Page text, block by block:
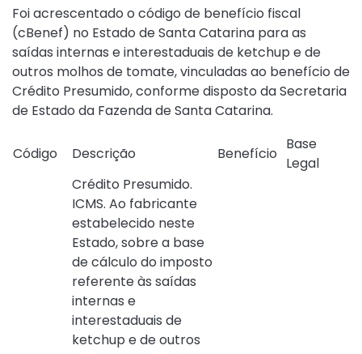
Foi acrescentado o código de benefício fiscal
(cBenef) no Estado de Santa Catarina para as
saídas internas e interestaduais de ketchup e de
outros molhos de tomate, vinculadas ao benefício de
Crédito Presumido, conforme disposto da Secretaria
de Estado da Fazenda de Santa Catarina.
Código Descrição Benefício
Base
Legal
Crédito Presumido.
ICMS. Ao fabricante
estabelecido neste
Estado, sobre a base
de cálculo do imposto
referente às saídas
internas e
interestaduais de
ketchup e de outros